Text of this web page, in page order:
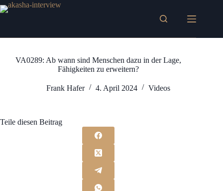
Zum
Inhalt
VA0289: Ab wann sind Menschen dazu in der Lage,
Fähigkeiten zu erweitern?
Frank Hafer 4. April 2024 Videos
Teile diesen Beitrag